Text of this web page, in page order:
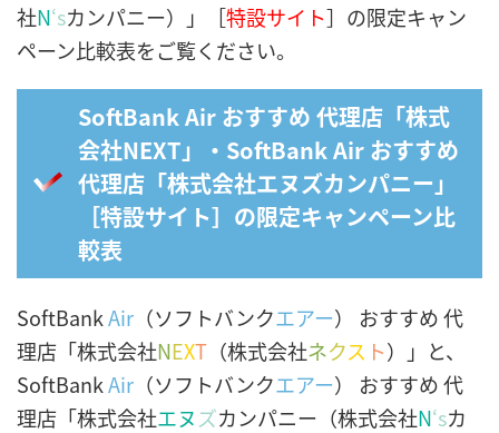
社N‘sカンパニー）」［特設サイト］の限定キャン
ペーン比較表をご覧ください。
SoftBank Air おすすめ 代理店「株式
会社NEXT」・SoftBank Air おすすめ
代理店「株式会社エヌズカンパニー」
［特設サイト］の限定キャンペーン比
較表
SoftBankAir （ソフトバンクエアー） おすすめ 代
理店「株式会社NEXT （株式会社ネクス ト）」と、
SoftBankAir （ソフトバンクエアー） おすすめ 代
理店「株式会社エヌ ズカンパニー（株式会社N‘sカ